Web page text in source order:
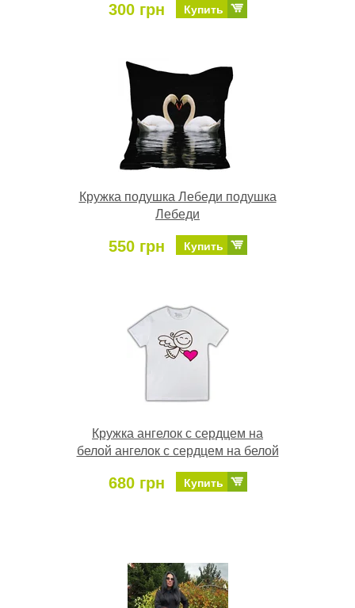
300 грн Купить
Кружка подушка Лебеди подушка
Лебеди
550 грн Купить
Кружка ангелок с сердцем на
белой ангелок с сердцем на белой
680 грн Купить